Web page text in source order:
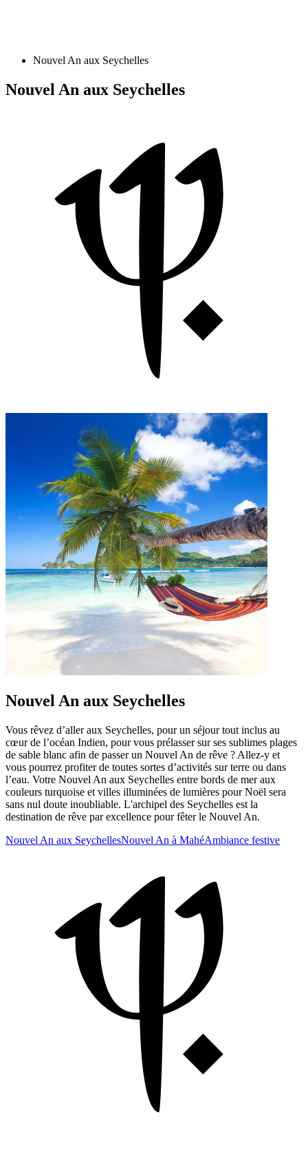
Nouvel An aux Seychelles
Nouvel An aux Seychelles
Nouvel An aux Seychelles
Vous rêvez d’aller aux Seychelles, pour un séjour tout inclus au
cœur de l’océan Indien, pour vous prélasser sur ses sublimes plages
de sable blanc afin de passer un Nouvel An de rêve ? Allez-y et
vous pourrez profiter de toutes sortes d’activités sur terre ou dans
l’eau. Votre Nouvel An aux Seychelles entre bords de mer aux
couleurs turquoise et villes illuminées de lumières pour Noël sera
sans nul doute inoubliable. L'archipel des Seychelles est la
destination de rêve par excellence pour fêter le Nouvel An.
Nouvel An aux SeychellesNouvel An à MahéAmbiance festive